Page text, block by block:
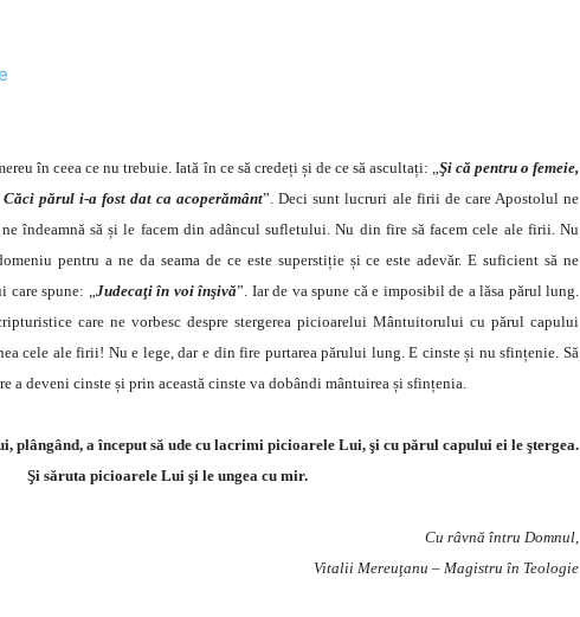
în ceea ce nu trebuie. Iată în ce să credeți și de ce să ascultați: „Şi că pentru o femeie,
părul i-a fost dat ca acoperământ”. Deci sunt lucruri ale firii de care Apostolul ne
îndeamnă să și le facem din adâncul sufletului. Nu din fire să facem cele ale firii. Nu
pentru a ne da seama de ce este superstiție și ce este adevăr. E suficient să ne
care spune: „Judecaţi în voi înşivă”. Iar de va spune că e imposibil de a lăsa părul lung.
care ne vorbesc despre stergerea picioarelui Mântuitorului cu părul capului
cele ale firii! Nu e lege, dar e din fire purtarea părului lung. E cinste și nu sfințenie. Să
a deveni cinste și prin această cinste va dobândi mântuirea și sfințenia.
plângând, a început să ude cu lacrimi picioarele Lui, şi cu părul capului ei le ştergea.
Şi săruta picioarele Lui şi le ungea cu mir.
Cu râvnă întru Domnul,
Vitalii Mereuţanu – Magistru în Teologie